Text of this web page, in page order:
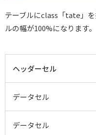
テーブルにclass「tate」
ルの幅が100%になります。
ヘッダーセル
データセル
データセル